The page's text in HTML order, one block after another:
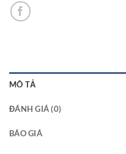
MÔ TẢ
ĐÁNH GIÁ (0)
BÁO GIÁ